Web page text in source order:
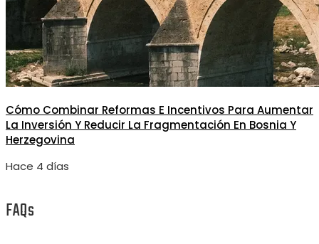
Cómo Combinar Reformas E Incentivos Para Aumentar
La Inversión Y Reducir La Fragmentación En Bosnia Y
Herzegovina
Hace 4 días
FAQs